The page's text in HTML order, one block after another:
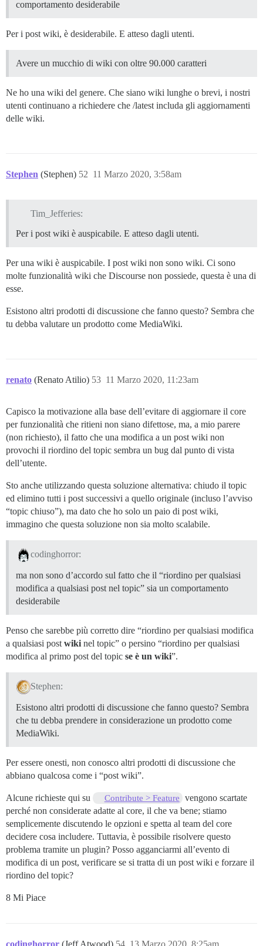
comportamento desiderabile
Per i post wiki, è desiderabile. E atteso dagli utenti.
Avere un mucchio di wiki con oltre 90.000 caratteri
Ne ho una wiki del genere. Che siano wiki lunghe o brevi, i nostri
utenti continuano a richiedere che /latest includa gli aggiornamenti
delle wiki.
Stephen (Stephen) 11 Marzo 2020, 3:58am
52
Tim_Jefferies:
Per i post wiki è auspicabile. E atteso dagli utenti.
Per una wiki è auspicabile. I post wiki non sono wiki. Ci sono
molte funzionalità wiki che Discourse non possiede, questa è una di
esse.
Esistono altri prodotti di discussione che fanno questo? Sembra che
tu debba valutare un prodotto come MediaWiki.
renato (Renato Atilio) 11 Marzo 2020, 11:23am
53
Capisco la motivazione alla base dell’evitare di aggiornare il core
per funzionalità che ritieni non siano difettose, ma, a mio parere
(non richiesto), il fatto che una modifica a un post wiki non
provochi il riordino del topic sembra un bug dal punto di vista
dell’utente.
Sto anche utilizzando questa soluzione alternativa: chiudo il topic
ed elimino tutti i post successivi a quello originale (incluso l’avviso
“topic chiuso”), ma dato che ho solo un paio di post wiki,
immagino che questa soluzione non sia molto scalabile.
codinghorror:
ma non sono d’accordo sul fatto che il “riordino per qualsiasi
modifica a qualsiasi post nel topic” sia un comportamento
desiderabile
Penso che sarebbe più corretto dire “riordino per qualsiasi modifica
a qualsiasi post wiki nel topic” o persino “riordino per qualsiasi
modifica al primo post del topic se è un wiki”.
Stephen:
Esistono altri prodotti di discussione che fanno questo? Sembra
che tu debba prendere in considerazione un prodotto come
MediaWiki.
Per essere onesti, non conosco altri prodotti di discussione che
abbiano qualcosa come i “post wiki”.
Alcune richieste qui su Contribute > Feature
vengono scartate
perché non considerate adatte al core, il che va bene; stiamo
semplicemente discutendo le opzioni e spetta al team del core
decidere cosa includere. Tuttavia, è possibile risolvere questo
problema tramite un plugin? Posso agganciarmi all’evento di
modifica di un post, verificare se si tratta di un post wiki e forzare il
riordino del topic?
8 Mi Piace
codinghorror (Jeff Atwood) 13 Marzo 2020, 8:25am
54